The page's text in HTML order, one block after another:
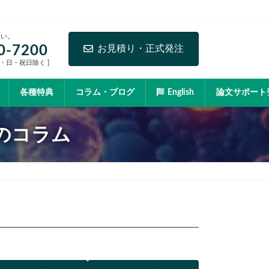
。
7200
日・祝日除く ]
お見積り・正式発注
各種特典 コラム・ブログ English 論文サポート
コラム